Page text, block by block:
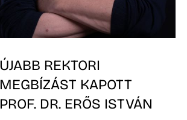
ÚJABB REKTORI
MEGBÍZÁST KAPOTT
PROF. DR. ERŐS ISTVÁN